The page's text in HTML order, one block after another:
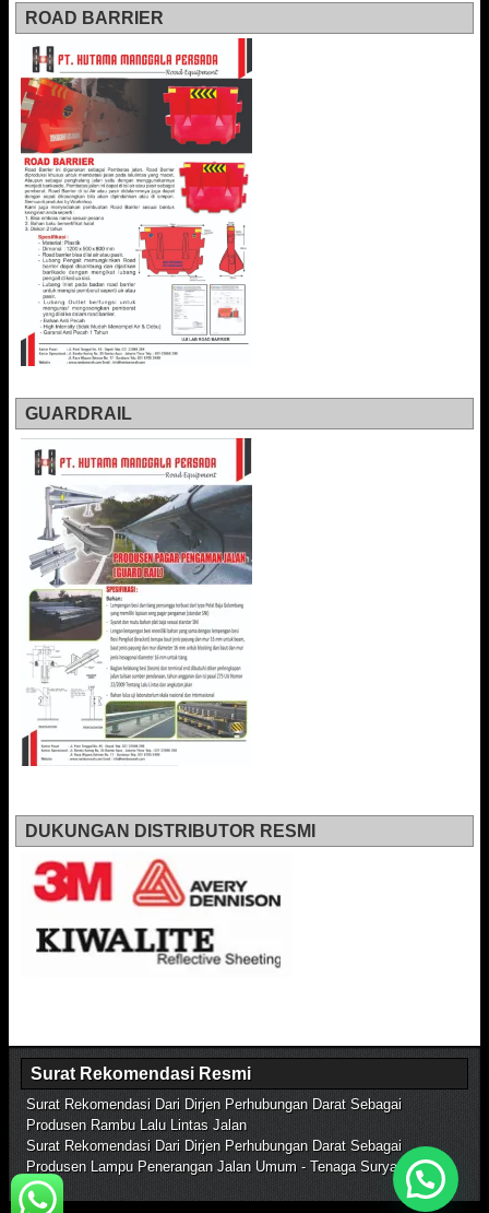
ROAD BARRIER
GUARDRAIL
DUKUNGAN DISTRIBUTOR RESMI
Surat Rekomendasi Resmi
Surat Rekomendasi Dari Dirjen Perhubungan Darat Sebagai
Produsen Rambu Lalu Lintas Jalan
Surat Rekomendasi Dari Dirjen Perhubungan Darat Sebagai
Produsen Lampu Penerangan Jalan Umum - Tenaga Surya